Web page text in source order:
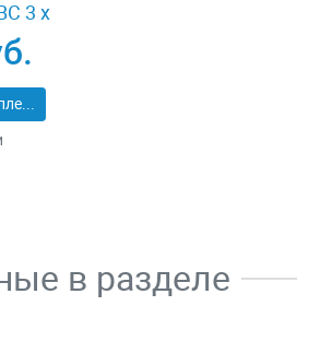
3 х
Сообщить о поступлении
в разделе